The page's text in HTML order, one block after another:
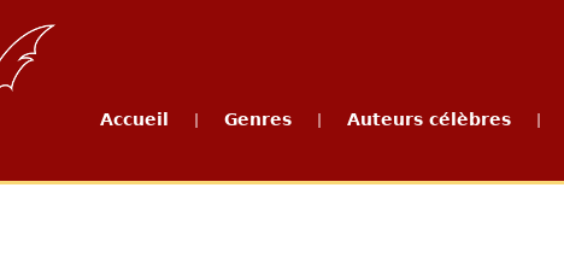
Accueil Genres Auteurs célèbres